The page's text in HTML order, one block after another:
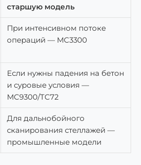
старшую модель
При интенсивном потоке
операций — MC3300
Если нужны падения на бетон
и суровые условия —
MC9300/TC72
Для дальнобойного
сканирования стеллажей —
промышленные модели